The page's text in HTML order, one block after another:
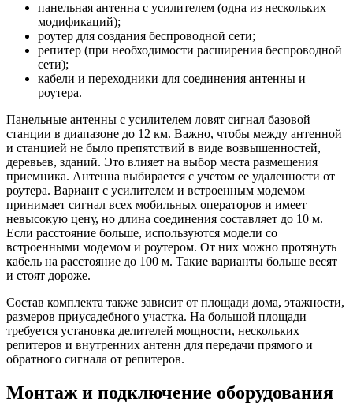
панельная антенна с усилителем (одна из нескольких
модификаций);
роутер для создания беспроводной сети;
репитер (при необходимости расширения беспроводной
сети);
кабели и переходники для соединения антенны и
роутера.
Панельные антенны с усилителем ловят сигнал базовой
станции в диапазоне до 12 км. Важно, чтобы между антенной
и станцией не было препятствий в виде возвышенностей,
деревьев, зданий. Это влияет на выбор места размещения
приемника. Антенна выбирается с учетом ее удаленности от
роутера. Вариант с усилителем и встроенным модемом
принимает сигнал всех мобильных операторов и имеет
невысокую цену, но длина соединения составляет до 10 м.
Если расстояние больше, используются модели со
встроенными модемом и роутером. От них можно протянуть
кабель на расстояние до 100 м. Такие варианты больше весят
и стоят дороже.
Состав комплекта также зависит от площади дома, этажности,
размеров приусадебного участка. На большой площади
требуется установка делителей мощности, нескольких
репитеров и внутренних антенн для передачи прямого и
обратного сигнала от репитеров.
Монтаж и подключение оборудования